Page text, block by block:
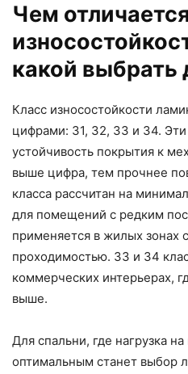
Чем
какой выбрать
Класс износостойкости
цифрами: 31, 32, 33 и 34.
устойчивость покрытия к
выше цифра, тем прочнее
класса рассчитан на
для помещений с редким
применяется в жилых зонах
проходимостью. 33 и 34
коммерческих интерьерах,
выше.
Для спальни, где нагрузка
оптимальным станет выбор